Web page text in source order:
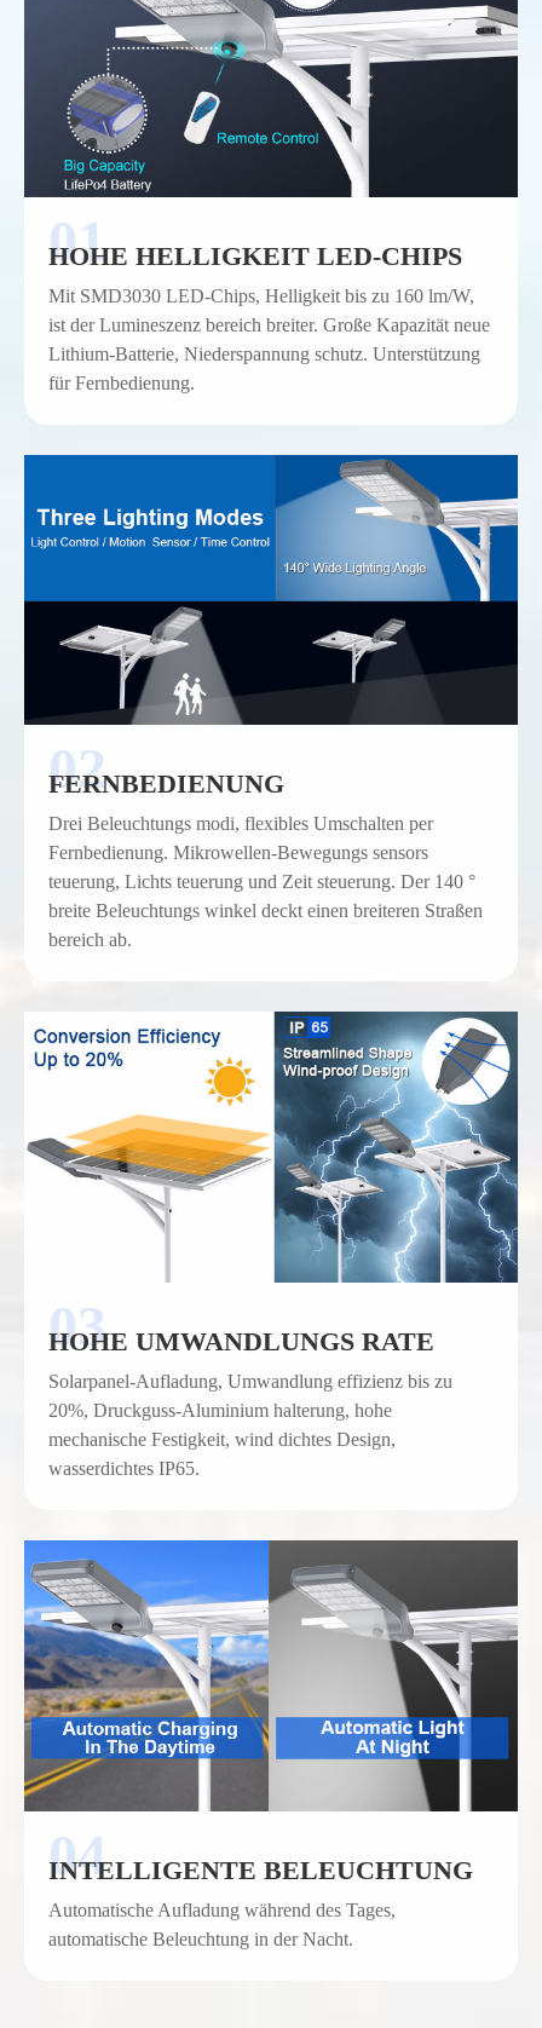
HOHE HELLIGKEIT LED-CHIPS
Mit SMD3030 LED-Chips, Helligkeit bis zu 160 lm/W,
ist der Lumineszenz bereich breiter. Große Kapazität neue
Lithium-Batterie, Niederspannung schutz. Unterstützung
für Fernbedienung.
FERNBEDIENUNG
Drei Beleuchtungs modi, flexibles Umschalten per
Fernbedienung. Mikrowellen-Bewegungs sensors
teuerung, Lichts teuerung und Zeit steuerung. Der 140 °
breite Beleuchtungs winkel deckt einen breiteren Straßen
bereich ab.
HOHE UMWANDLUNGS RATE
Solarpanel-Aufladung, Umwandlung effizienz bis zu
20%, Druckguss-Aluminium halterung, hohe
mechanische Festigkeit, wind dichtes Design,
wasserdichtes IP65.
INTELLIGENTE BELEUCHTUNG
Automatische Aufladung während des Tages,
automatische Beleuchtung in der Nacht.